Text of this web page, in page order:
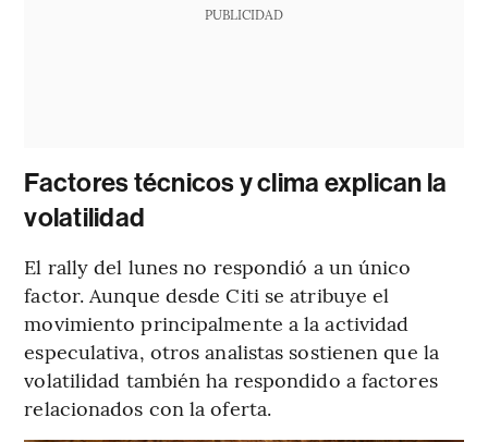
PUBLICIDAD
Factores técnicos y clima explican la
volatilidad
El rally del lunes no respondió a un único
factor. Aunque desde Citi se atribuye el
movimiento principalmente a la actividad
especulativa, otros analistas sostienen que la
volatilidad también ha respondido a factores
relacionados con la oferta.